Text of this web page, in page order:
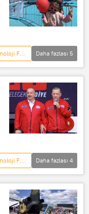
TEKNOFEST İSTANBUL Havacılık, Uzay ve Teknoloji Festivali
Daha fazlası 5
TEKNOFEST İSTANBUL Havacılık, Uzay ve Teknoloji Festivali
Daha fazlası 4